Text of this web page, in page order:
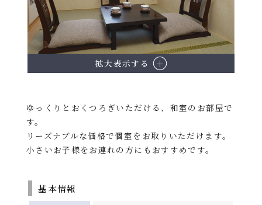
拡大表示する
ゆっくりとおくつろぎいただける、和室のお部屋で
す。
リーズナブルな価格で個室をお取りいただけます。
小さいお子様をお連れの方にもおすすめです。
基本情報